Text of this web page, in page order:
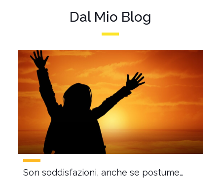
Dal Mio Blog
Son soddisfazioni, anche se postume…